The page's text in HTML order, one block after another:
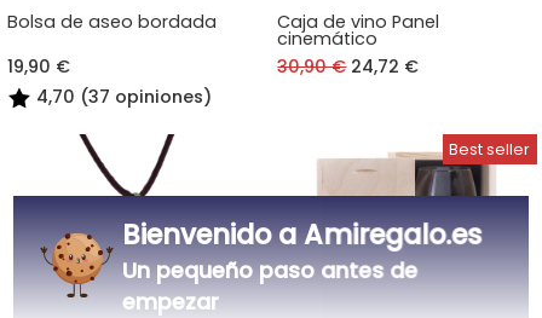
Bolsa de aseo bordada
19,90 €
4,70 (37 opiniones)
Caja de vino Panel
cinemático
30,90 €24,72 €
Bienvenido a Amiregalo.es
Un pequeño paso antes de
empezar